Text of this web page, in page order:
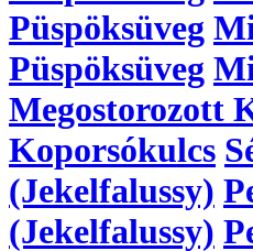
Püspöksüveg
Püspöksüveg
Megostorozott
Koporsókulcs
(Jekelfalussy)
(Jekelfalussy)